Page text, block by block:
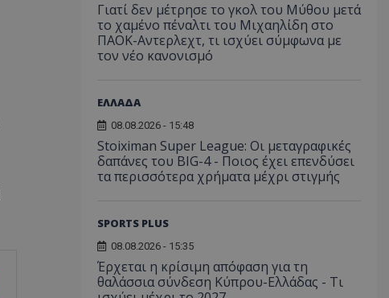
Γιατί δεν μέτρησε το γκολ του Μύθου μετά
το χαμένο πέναλτι του Μιχαηλίδη στο
ΠΑΟΚ-Αντερλεχτ, τι ισχύει σύμφωνα με
τον νέο κανονισμό
ΕΛΛΑΔΑ
08.08.2026 - 15:48
Stoiximan Super League: Οι μεταγραφικές
δαπάνες του BIG-4 - Ποιος έχει επενδύσει
τα περισσότερα χρήματα μέχρι στιγμής
SPORTS PLUS
08.08.2026 - 15:35
Έρχεται η κρίσιμη απόφαση για τη
θαλάσσια σύνδεση Κύπρου-Ελλάδας - Τι